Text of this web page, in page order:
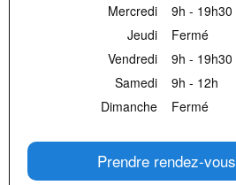
Mercredi
9h - 19h30
Jeudi
Fermé
Vendredi
9h - 19h30
Samedi
9h - 12h
Dimanche
Fermé
Prendre rendez-vous